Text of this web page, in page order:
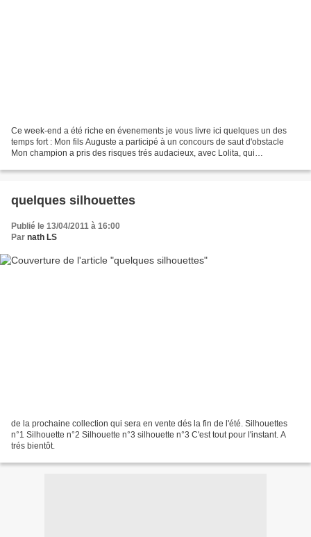
Ce week-end a été riche en évenements je vous livre ici quelques un des
temps fort : Mon fils Auguste a participé à un concours de saut d'obstacle
Mon champion a pris des risques trés audacieux, avec Lolita, qui
quelques silhouettes
Publié le 13/04/2011 à 16:00
Par nath LS
de la prochaine collection qui sera en vente dés la fin de l'été. Silhouettes
n°1 Silhouette n°2 Silhouette n°3 silhouette n°3 C'est tout pour l'instant. A
trés bientôt.